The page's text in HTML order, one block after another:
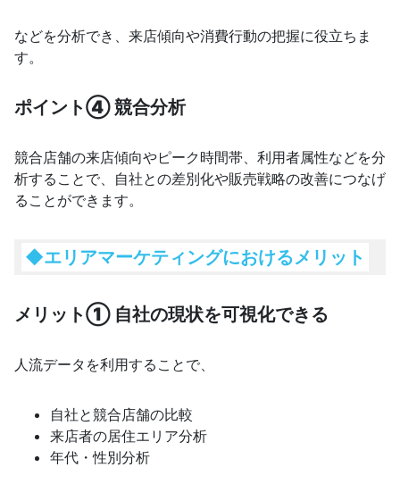
などを分析でき、来店傾向や消費行動の把握に役立ちま
す。
ポイント④ 競合分析
競合店舗の来店傾向やピーク時間帯、利用者属性などを分
析することで、自社との差別化や販売戦略の改善につなげ
ることができます。
◆エリアマーケティングにおけるメリット
メリット① 自社の現状を可視化できる
人流データを利用することで、
自社と競合店舗の比較
来店者の居住エリア分析
年代・性別分析